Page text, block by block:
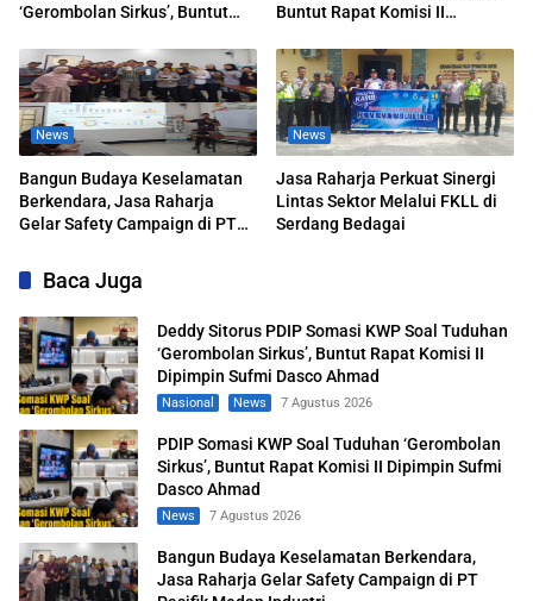
‘Gerombolan Sirkus’, Buntut
Dasco Ahmad
Buntut Rapat Komisi II
News
Bangun Budaya Keselamatan
Berkendara, Jasa Raharja
Gelar Safety Campaign di PT
News
Jasa Raharja Perkuat Sinergi
Lintas Sektor Melalui FKLL di
Serdang Bedagai
Baca Juga
Deddy Sitorus PDIP Somasi KWP Soal Tuduhan
‘Gerombolan Sirkus’, Buntut Rapat Komisi II
Dipimpin Sufmi Dasco Ahmad
Nasional News 7 Agustus 2026
PDIP Somasi KWP Soal Tuduhan ‘Gerombolan
Sirkus’, Buntut Rapat Komisi II Dipimpin Sufmi
Dasco Ahmad
News 7 Agustus 2026
Bangun Budaya Keselamatan Berkendara,
Jasa Raharja Gelar Safety Campaign di PT